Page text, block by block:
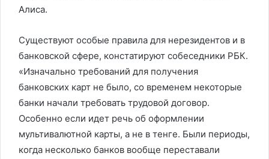
Алиса.
Существуют особые правила для нерезидентов и в
банковской сфере, констатируют собеседники РБК.
«Изначально требований для получения
банковских карт не было, со временем некоторые
банки начали требовать трудовой договор.
Особенно если идет речь об оформлении
мультивалютной карты, а не в тенге. Были периоды,
когда несколько банков вообще переставали